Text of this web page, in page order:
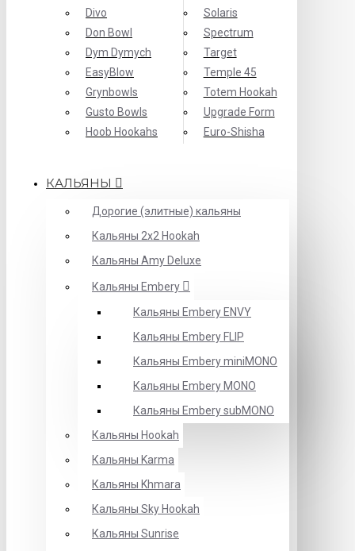
Divo
Don Bowl
Dym Dymych
EasyBlow
Grynbowls
Gusto Bowls
Hoob Hookahs
Solaris
Spectrum
Target
Temple 45
Totem Hookah
Upgrade Form
Еuro-Shisha
КАЛЬЯНЫ
Дорогие (элитные) кальяны
Кальяны 2х2 Hookah
Кальяны Amy Deluxe
Кальяны Embery
Кальяны Embery ENVY
Кальяны Embery FLIP
Кальяны Embery miniMONO
Кальяны Embery MONO
Кальяны Embery subMONO
Кальяны Hookah
Кальяны Karma
Кальяны Khmara
Кальяны Sky Hookah
Кальяны Sunrise